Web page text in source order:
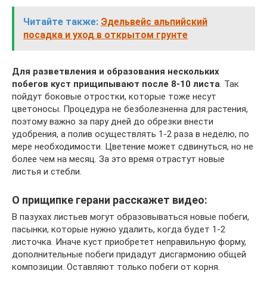
Читайте также: Эдельвейс альпийский
посадка и уход в открытом грунте
Для разветвления и образования нескольких
побегов куст прищипывают после 8-10 листа . Так
пойдут боковые отростки, которые тоже несут
цветоносы. Процедура не безболезненна для растения,
поэтому важно за пару дней до обрезки внести
удобрения, а полив осуществлять 1-2 раза в неделю, по
мере необходимости. Цветение может сдвинуться, но не
более чем на месяц. За это время отрастут новые
листья и стебли.
О прищипке герани расскажет видео:
В пазухах листьев могут образовываться новые побеги,
пасынки, которые нужно удалить, когда будет 1-2
листочка. Иначе куст приобретет неправильную форму,
дополнительные побеги придадут дисгармонию общей
композиции. Оставляют только побеги от корня.